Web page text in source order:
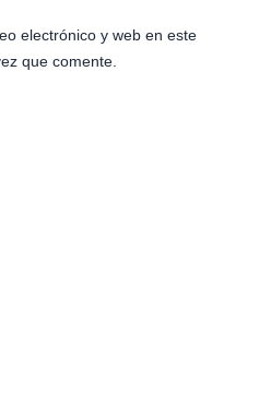
electrónico y web en este
que comente.